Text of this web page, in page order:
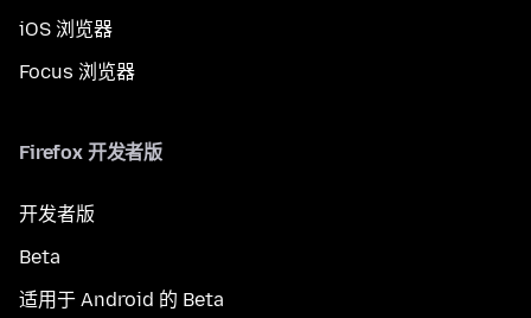
iOS 浏览器
Focus 浏览器
Firefox 开发者版
开发者版
Beta
适用于 Android 的 Beta